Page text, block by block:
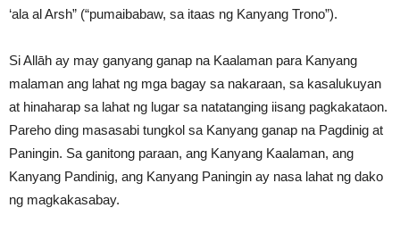
‘ala al Arsh” (“pumaibabaw, sa itaas ng Kanyang Trono”).
Si Allāh ay may ganyang ganap na Kaalaman para Kanyang
malaman ang lahat ng mga bagay sa nakaraan, sa kasalukuyan
at hinaharap sa lahat ng lugar sa natatanging iisang pagkakataon.
Pareho ding masasabi tungkol sa Kanyang ganap na Pagdinig at
Paningin. Sa ganitong paraan, ang Kanyang Kaalaman, ang
Kanyang Pandinig, ang Kanyang Paningin ay nasa lahat ng dako
ng magkakasabay.